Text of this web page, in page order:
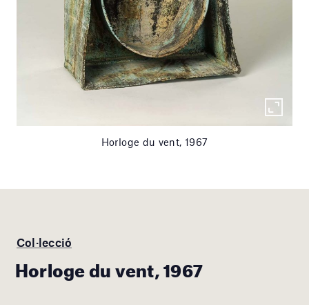
Horloge du vent, 1967
Col·lecció
Horloge du vent, 1967